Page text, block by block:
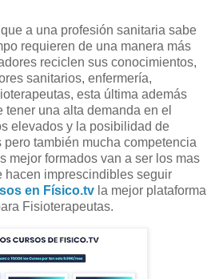
a una profesión sanitaria sabe
requieren de una manera más
reciclen sus conocimientos,
sanitarios, enfermería,
esta última además
una alta demanda en el
elevados y la posibilidad de
también mucha competencia
mejor formados van a ser los mas
hacen imprescindibles seguir
en Físico.tv la mejor plataforma
Fisioterapeutas.